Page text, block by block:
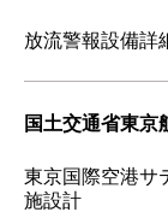
放流警報設備詳
国土交通省東京
東京国際空港サ
施設計